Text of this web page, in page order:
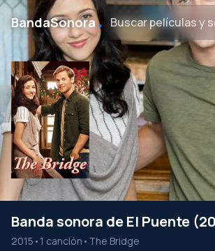
BandaSonora․
Banda sonora de El Puente
2015 • 1 canción • The Bridge